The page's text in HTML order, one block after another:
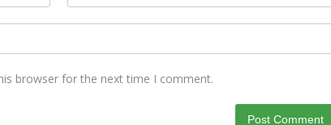
browser for the next time I comment.